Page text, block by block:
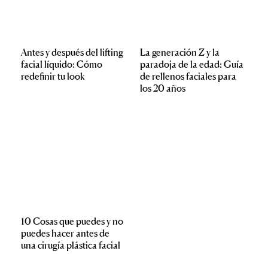
Antes y después del lifting
facial líquido: Cómo
redefinir tu look
La generación Z y la
paradoja de la edad: Guía
de rellenos faciales para
los 20 años
10 Cosas que puedes y no
puedes hacer antes de
una cirugía plástica facial